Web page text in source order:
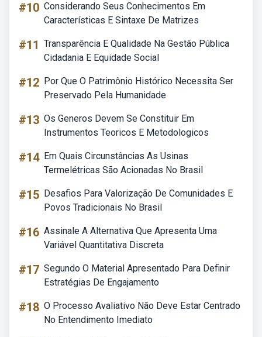
#10 Considerando Seus Conhecimentos Em
Características E Sintaxe De Matrizes
#11 Transparência E Qualidade Na Gestão Pública
Cidadania E Equidade Social
#12 Por Que O Patrimônio Histórico Necessita Ser
Preservado Pela Humanidade
#13 Os Generos Devem Se Constituir Em
Instrumentos Teoricos E Metodologicos
#14 Em Quais Circunstâncias As Usinas
Termelétricas São Acionadas No Brasil
#15 Desafios Para Valorização De Comunidades E
Povos Tradicionais No Brasil
#16 Assinale A Alternativa Que Apresenta Uma
Variável Quantitativa Discreta
#17 Segundo O Material Apresentado Para Definir
Estratégias De Engajamento
#18 O Processo Avaliativo Não Deve Estar Centrado
No Entendimento Imediato